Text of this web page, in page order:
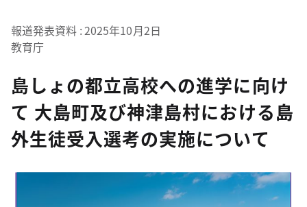
報道発表資料 2025年10月2日
教育庁
島しょの都立高校への進学に向け
て 大島町及び神津島村における島
外生徒受入選考の実施について